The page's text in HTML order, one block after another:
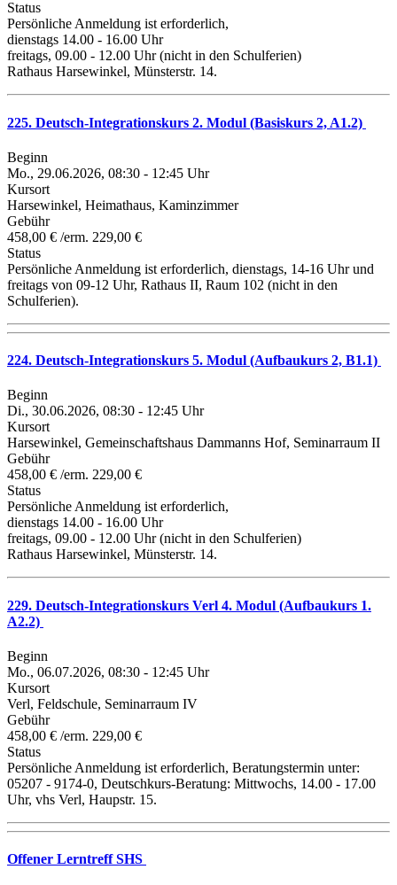
Status
Persönliche Anmeldung ist erforderlich,
dienstags 14.00 - 16.00 Uhr
freitags, 09.00 - 12.00 Uhr (nicht in den Schulferien)
Rathaus Harsewinkel, Münsterstr. 14.
225. Deutsch-Integrationskurs 2. Modul (Basiskurs 2, A1.2)
Beginn
Mo., 29.06.2026, 08:30 - 12:45 Uhr
Kursort
Harsewinkel, Heimathaus, Kaminzimmer
Gebühr
458,00 € /erm. 229,00 €
Status
Persönliche Anmeldung ist erforderlich, dienstags, 14-16 Uhr und
freitags von 09-12 Uhr, Rathaus II, Raum 102 (nicht in den
Schulferien).
224. Deutsch-Integrationskurs 5. Modul (Aufbaukurs 2, B1.1)
Beginn
Di., 30.06.2026, 08:30 - 12:45 Uhr
Kursort
Harsewinkel, Gemeinschaftshaus Dammanns Hof, Seminarraum II
Gebühr
458,00 € /erm. 229,00 €
Status
Persönliche Anmeldung ist erforderlich,
dienstags 14.00 - 16.00 Uhr
freitags, 09.00 - 12.00 Uhr (nicht in den Schulferien)
Rathaus Harsewinkel, Münsterstr. 14.
229. Deutsch-Integrationskurs Verl 4. Modul (Aufbaukurs 1.
A2.2)
Beginn
Mo., 06.07.2026, 08:30 - 12:45 Uhr
Kursort
Verl, Feldschule, Seminarraum IV
Gebühr
458,00 € /erm. 229,00 €
Status
Persönliche Anmeldung ist erforderlich, Beratungstermin unter:
05207 - 9174-0, Deutschkurs-Beratung: Mittwochs, 14.00 - 17.00
Uhr, vhs Verl, Haupstr. 15.
Offener Lerntreff SHS